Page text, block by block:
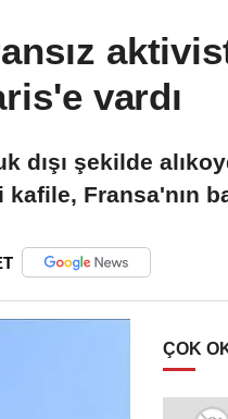
vardı
dışı şekilde
Fransa'nın
ÇOK